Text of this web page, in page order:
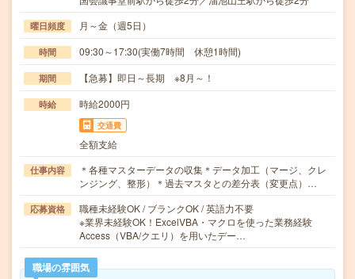
曜日頻度 月～金（週5日）
時間 09:30～17:30(実働7時間 休憩1時間)
期間 【急募】即日～長期 ※8月～！
時給 時給2000円
交通費
全額支給
仕事内容
＊各種マスターデータの収集＊データ加工（マージ、クレ
ンジング、整形）＊過去マスタとの差分表（変更点）…
応募資格
職種未経験OK / ブランクOK / 英語力不要
※業界未経験OK！ExcelVBA・マクロを使った業務経験
Access（VBA/クエリ）を用いたデー…
職場の雰囲気